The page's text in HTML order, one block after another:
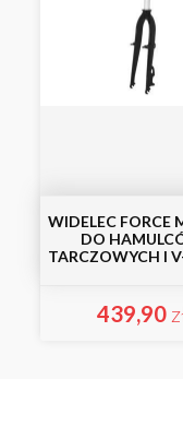
WIDELEC FORCE
DO
TARCZOWYCH I
439,90